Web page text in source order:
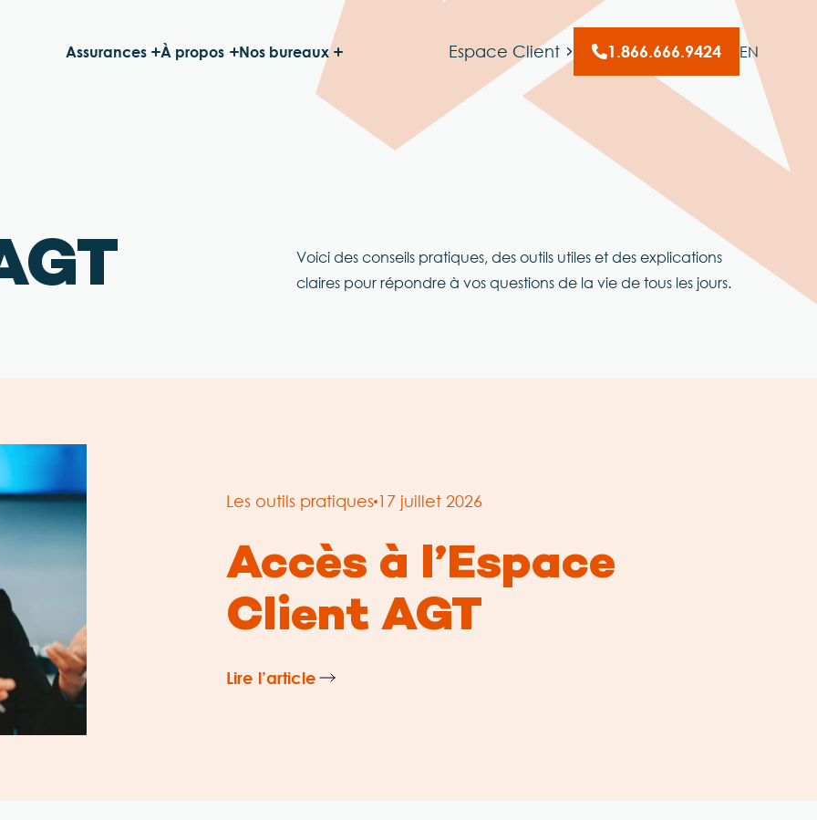
Assurances À propos Nos bureaux Espace Client 1.866.666.9424 EN
Voici des conseils pratiques, des outils utiles et des explications
claires pour répondre à vos questions de la vie de tous les jours.
Les outils pratiques17 juillet 2026
Accès à l’Espace
Client AGT
Lire l’article